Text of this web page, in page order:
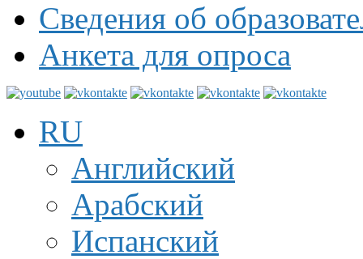
Сведения об
Анкета для опроса
RU
Английский
Арабский
Испанский